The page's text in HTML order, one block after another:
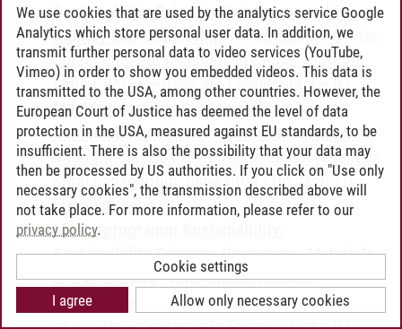
Sustainability Science: Entrepreneurship,
Agency and Leadership-International Center:
Sprachangebot (ehemals Sprachenzentrum;
ohne CPs) -Deutsch als Fremdsprache B1
Masterprogramm Sustainability:
Sustainability Science: Governance and Law-
International Center: Sprachangebot (ehemals
Sprachenzentrum; ohne CPs)- Deutsch als
Fremdsprache B1
Masterprogramm Sustainability:
Sustainability Science: Resources, Materials
and Chemistry-International Center:
Sprachangebot (ehemals Sprachenzentrum;
We use cookies that are used by the analytics service Google
Analytics which store personal user data. In addition, we
transmit further personal data to video services (YouTube,
Vimeo) in order to show you embedded videos. This data is
transmitted to the USA, among other countries. However, the
European Court of Justice has deemed the level of data
protection in the USA, measured against EU standards, to be
insufficient. There is also the possibility that your data may
then be processed by US authorities. If you click on "Use only
necessary cookies", the transmission described above will
not take place. For more information, please refer to our
privacy policy.
Cookie settings
Allow only necessary cookies
I agree